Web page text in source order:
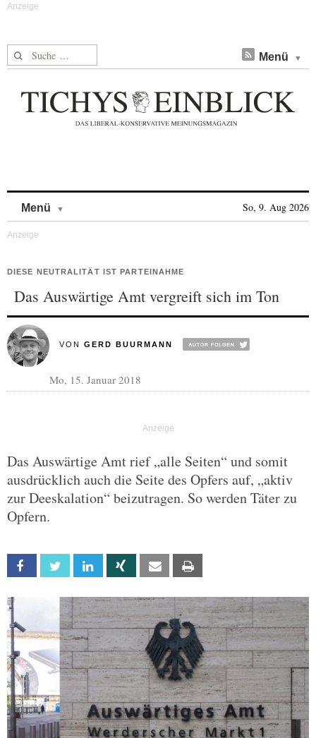
Suche nach: Menü
Menü So, 9. Aug 2026
DIESE NEUTRALITÄT IST PARTEINAHME
Das Auswärtige Amt vergreift sich im Ton
VON GERD BUURMANN
Mo, 15. Januar 2018
Das Auswärtige Amt rief „alle Seiten“ und somit
ausdrücklich auch die Seite des Opfers auf, „aktiv
zur Deeskalation“ beizutragen. So werden Täter zu
Opfern.
Facebook Twitter Linkedin Xing Email